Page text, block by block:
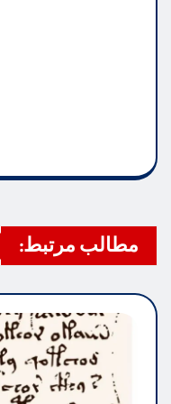
مطالب مرتبط: